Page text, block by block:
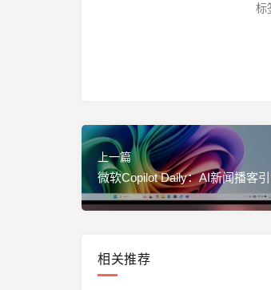
标
上一篇
微软Copilot Daily：AI新闻播客
相关推荐